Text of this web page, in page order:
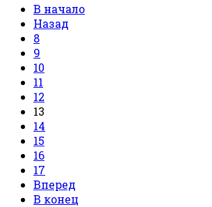
В начало
Назад
8
9
10
11
12
13
14
15
16
17
Вперед
В конец